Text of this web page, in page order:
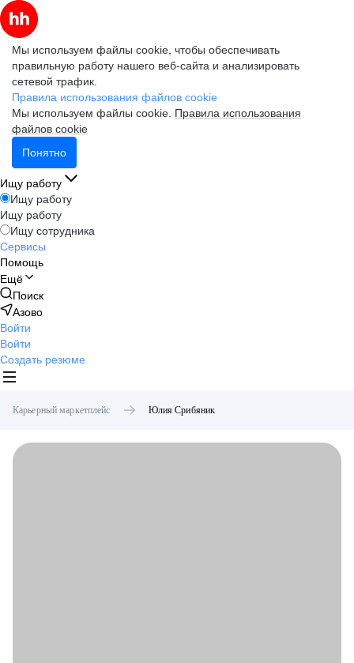
Мы используем файлы cookie, чтобы обеспечивать
правильную работу нашего веб-сайта и анализировать
сетевой трафик.
Правила использования файлов cookie
Мы используем файлы cookie. Правила использования
файлов cookie
Понятно
Ищу работу
Ищу работу
Ищу работу
Ищу сотрудника
Сервисы
Помощь
Ещё
Поиск
Азово
Войти
Войти
Создать резюме
Карьерный маркетплейс Юлия Срибяник